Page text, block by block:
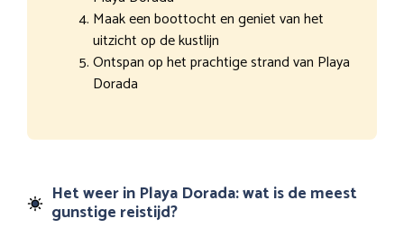
Maak een boottocht en geniet van het
uitzicht op de kustlijn
Ontspan op het prachtige strand van Playa
Dorada
Het weer in Playa Dorada: wat is de meest
gunstige reistijd?